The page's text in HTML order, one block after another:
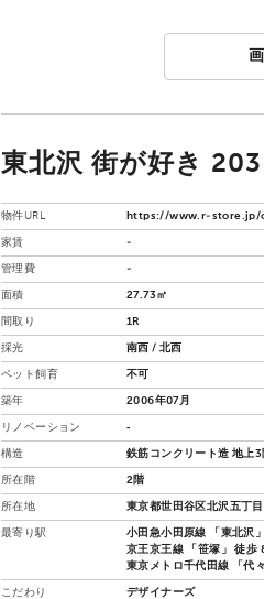
東北沢 街が好き 203
物件URL https://www.r-store.jp/
家賃 -
管理費 -
面積 27.73㎡
間取り 1R
採光 南西 / 北西
ペット飼育 不可
築年 2006年07月
リノベーション ‐
構造 鉄筋コンクリート造 地上3
所在階 2階
所在地 東京都世田谷区北沢五丁
最寄り駅
小田急小田原線 「東北沢
京王京王線 「笹塚」 徒歩
東京メトロ千代田線 「代
こだわり
デザイナーズ